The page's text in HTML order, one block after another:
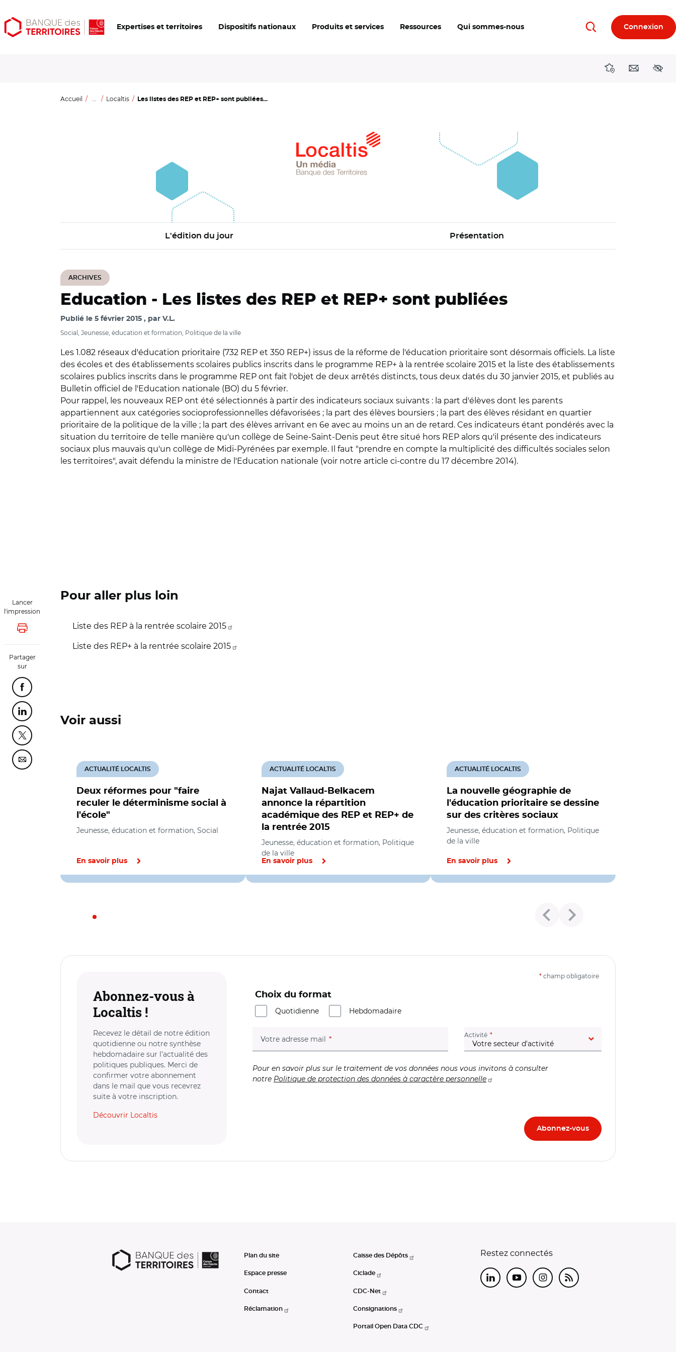
Aller
au
Aller
au
Ouvrir
les
Expertises et territoires Dispositifs nationaux Produits et services Ressources Qui sommes-nous RechercherConnexion
DirectionsContact
Accueil ... Localtis Les listes des REP et REP+ sont publiées...
L'édition du jour Présentation
ARCHIVES
Lancer
l'impression
Lancer l'impression
Partager
sur
Partager cette page sur Facebook
Partager cette page sur Linkedin
Partager cette page sur Twitter
Partager cette page sur Courriel
Education - Les listes des REP et REP+ sont publiées
Publié le 5 février 2015 par V.L.
Social, Jeunesse, éducation et formation, Politique de la ville
Les 1.082 réseaux d'éducation prioritaire (732 REP et 350 REP+) issus de la réforme de l'éducation prioritaire sont désormais officiels. La liste
des écoles et des établissements scolaires publics inscrits dans le programme REP+ à la rentrée scolaire 2015 et la liste des établissements
scolaires publics inscrits dans le programme REP ont fait l'objet de deux arrêtés distincts, tous deux datés du 30 janvier 2015, et publiés au
Bulletin officiel de l'Education nationale (BO) du 5 février.
Pour rappel, les nouveaux REP ont été sélectionnés à partir des indicateurs sociaux suivants : la part d'élèves dont les parents
appartiennent aux catégories socioprofessionnelles défavorisées ; la part des élèves boursiers ; la part des élèves résidant en quartier
prioritaire de la politique de la ville ; la part des élèves arrivant en 6e avec au moins un an de retard. Ces indicateurs étant pondérés avec la
situation du territoire de telle manière qu'un collège de Seine-Saint-Denis peut être situé hors REP alors qu'il présente des indicateurs
sociaux plus mauvais qu'un collège de Midi-Pyrénées par exemple. Il faut "prendre en compte la multiplicité des difficultés sociales selon
les territoires", avait défendu la ministre de l'Education nationale (voir notre article ci-contre du 17 décembre 2014).
Pour aller plus loin
Liste des REP à la rentrée scolaire 2015
Liste des REP+ à la rentrée scolaire 2015
Voir aussi
Deux réformes pour "faire
reculer le déterminisme social à
l'école"
ACTUALITÉ LOCALTIS
Jeunesse, éducation et formation, Social
En savoir plus
Najat Vallaud-Belkacem
annonce la répartition
académique des REP et REP+ de
la rentrée 2015
ACTUALITÉ LOCALTIS
Jeunesse, éducation et formation, Politique
de la ville
En savoir plus
La nouvelle géographie de
l'éducation prioritaire se dessine
sur des critères sociaux
ACTUALITÉ LOCALTIS
Jeunesse, éducation et formation, Politique
de la ville
En savoir plus
Abonnez-vous à
Localtis !
Recevez le détail de notre édition
quotidienne ou notre synthèse
hebdomadaire sur l’actualité des
politiques publiques. Merci de
confirmer votre abonnement
dans le mail que vous recevrez
suite à votre inscription.
Découvrir Localtis
* champ obligatoire
Choix du format
Quotidienne
Hebdomadaire
Votre adresse mail (champ obligatoire) Activité (champ obligatoire)
Pour en savoir plus sur le traitement de vos données nous vous invitons à consulter
notre Politique de protection des données à caractère personnelle
Plan du site
Espace presse
Contact
Réclamation
Caisse des Dépôts
Ciclade
CDC-Net
Consignations
Portail Open Data CDC
Restez connectés
LinkedInYoutubeInstagram
RSS